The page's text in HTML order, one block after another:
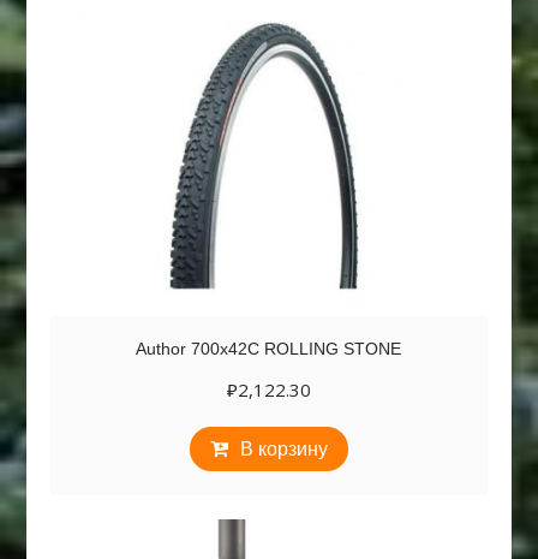
Author 700х42С ROLLING STONE
₽2,122.30
В корзину